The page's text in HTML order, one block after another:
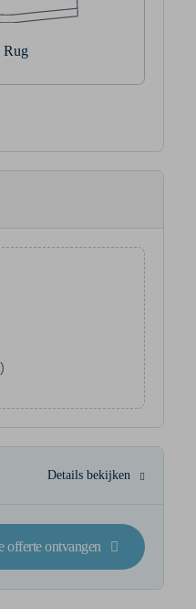
Rug
Details bekijken
offerte ontvangen